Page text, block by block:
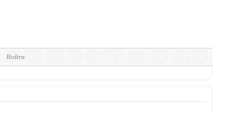
Войти